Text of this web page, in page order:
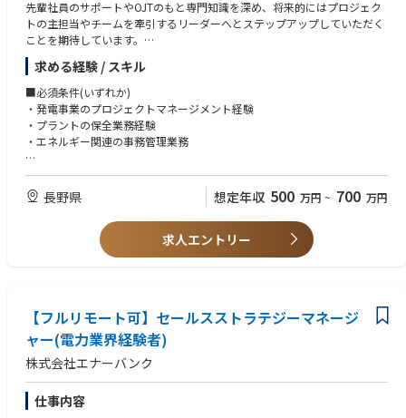
先輩社員のサポートやOJTのもと専門知識を深め、将来的にはプロジェク
トの主担当やチームを牽引するリーダーへとステップアップしていただく
ことを期待しています。
■仕事内容
運用管理部門において下記業務をご担当いただきます。
・水力・太陽光発電所事業の運営管理
・指示指導業務全般（自社および他社）
・発電所運用モニタリング
・設備管理の効率化業務
・電力事業の政策制度管理
・ステークホルダーとの折衝
※月に数回、日帰り～2泊3日程度の期間の出張が発生します。
求める経験 / スキル
■必須条件(いずれか)
・発電事業のプロジェクトマネージメント経験
・プラントの保全業務経験
・エネルギー関連の事務管理業務
■歓迎条件
電気主任技術者／エネルギー管理士／簿記
長野県 想定年収 500 万円 ~ 700 万円
求人エントリー
【フルリモート可】セールスストラテジーマネージ
ャー(電力業界経験者)
株式会社エナーバンク
仕事内容